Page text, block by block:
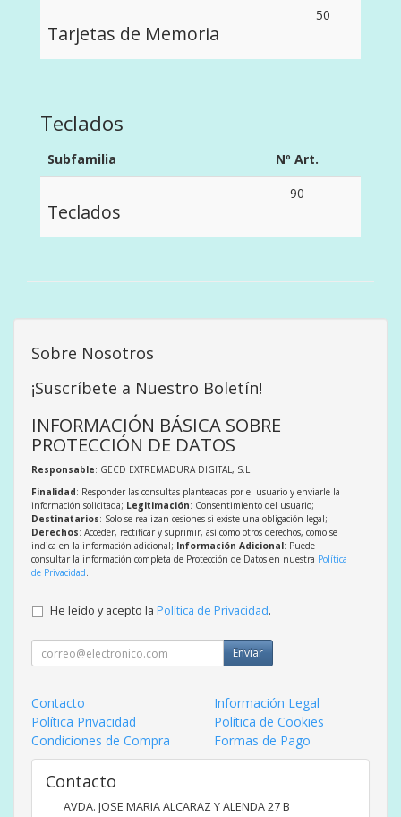
Tarjetas de Memoria
50
Teclados
Subfamilia Nº Art.
Teclados
90
Sobre Nosotros
¡Suscríbete a Nuestro Boletín!
INFORMACIÓN BÁSICA SOBRE
PROTECCIÓN DE DATOS
Responsable: GECD EXTREMADURA DIGITAL, S.L
Finalidad: Responder las consultas planteadas por el usuario y enviarle la
información solicitada; Legitimación: Consentimiento del usuario;
Destinatarios: Solo se realizan cesiones si existe una obligación legal;
Derechos: Acceder, rectificar y suprimir, así como otros derechos, como se
indica en la información adicional; Información Adicional: Puede
consultar la información completa de Protección de Datos en nuestra Política
de Privacidad.
He leído y acepto la Política de Privacidad.
Enviar
Contacto
Información Legal
Política Privacidad
Política de Cookies
Condiciones de Compra
Formas de Pago
Contacto
AVDA. JOSE MARIA ALCARAZ Y ALENDA 27 B